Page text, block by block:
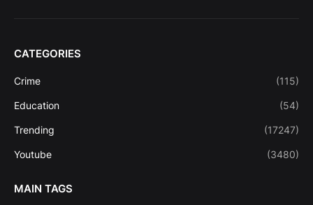
CATEGORIES
Crime (115)
Education (54)
Trending (17247)
Youtube (3480)
MAIN TAGS